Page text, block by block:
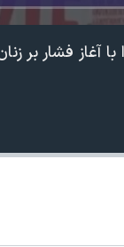
آغاز فشار بر